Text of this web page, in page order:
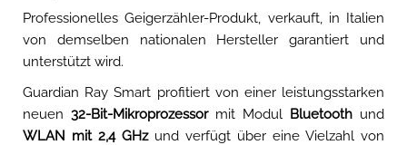
Professionelles Geigerzähler-Produkt, verkauft, in Italien
von demselben nationalen Hersteller garantiert und
unterstützt wird.
Guardian Ray Smart profitiert von einer leistungsstarken
neuen 32-Bit-Mikroprozessormit Modul Bluetooth und
WLAN mit 2,4 GHzund verfügt über eine Vielzahl von